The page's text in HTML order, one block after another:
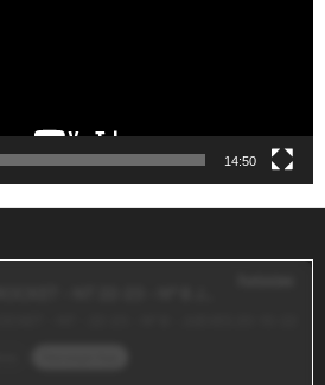
14:50